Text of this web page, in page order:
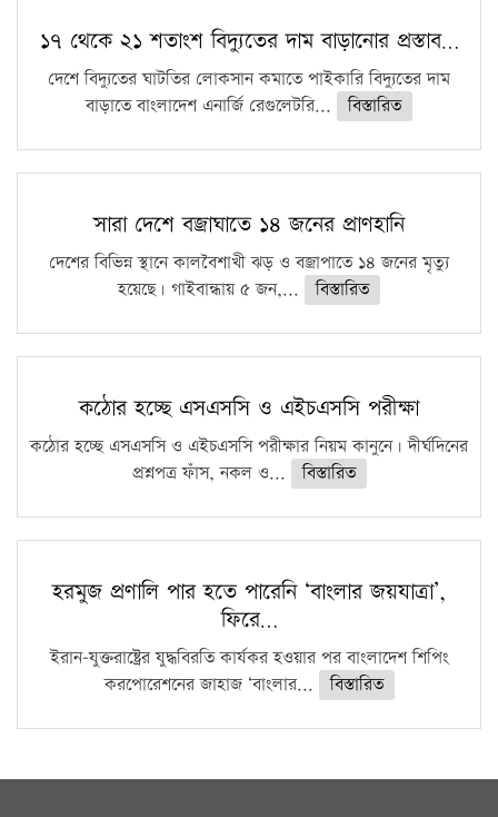
১৭ থেকে ২১ শতাংশ বিদ্যুতের দাম বাড়ানোর প্রস্তাব…
দেশে বিদ্যুতের ঘাটতির লোকসান কমাতে পাইকারি বিদ্যুতের দাম
বাড়াতে বাংলাদেশ এনার্জি রেগুলেটরি...
বিস্তারিত
সারা দেশে বজ্রাঘাতে ১৪ জনের প্রাণহানি
দেশের বিভিন্ন স্থানে কালবৈশাখী ঝড় ও বজ্রাপাতে ১৪ জনের মৃত্যু
হয়েছে। গাইবান্ধায় ৫ জন,...
বিস্তারিত
কঠোর হচ্ছে এসএসসি ও এইচএসসি পরীক্ষা
কঠোর হচ্ছে এসএসসি ও এইচএসসি পরীক্ষার নিয়ম কানুনে। দীর্ঘদিনের
প্রশ্নপত্র ফাঁস, নকল ও...
বিস্তারিত
হরমুজ প্রণালি পার হতে পারেনি ‘বাংলার জয়যাত্রা’,
ফিরে…
ইরান-যুক্তরাষ্ট্রের যুদ্ধবিরতি কার্যকর হওয়ার পর বাংলাদেশ শিপিং
করপোরেশনের জাহাজ ‘বাংলার...
বিস্তারিত